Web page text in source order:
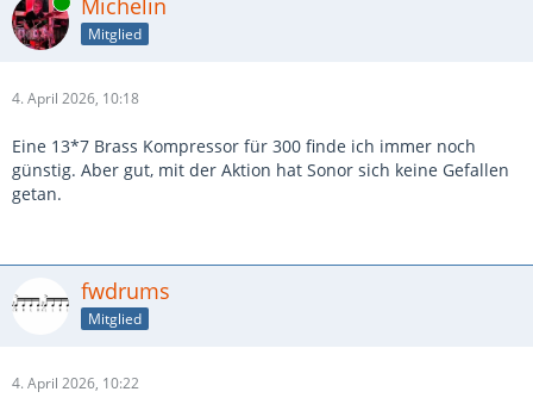
Mitglied
4. April 2026, 10:18
Eine 13*7 Brass Kompressor für 300 finde ich immer noch
günstig. Aber gut, mit der Aktion hat Sonor sich keine Gefallen
getan.
fwdrums
Mitglied
4. April 2026, 10:22